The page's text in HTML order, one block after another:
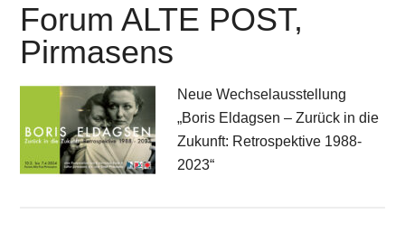
Forum ALTE POST,
Pirmasens
Neue Wechselausstellung
„Boris Eldagsen – Zurück in die
Zukunft: Retrospektive 1988-
2023“